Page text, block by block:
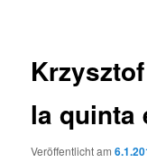
la quinta
Veröffentlicht am